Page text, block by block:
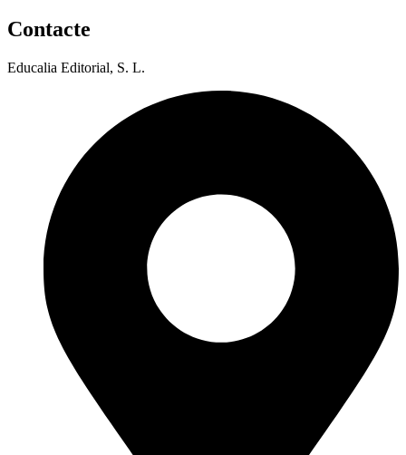
Contacte
Educalia Editorial, S. L.